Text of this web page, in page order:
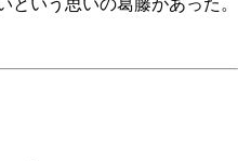
という思いの葛藤があった。